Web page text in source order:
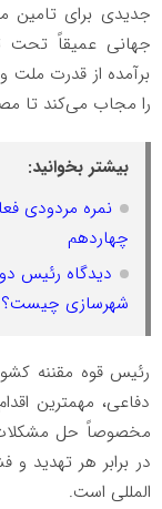
جدیدی برای تامین
جهانی عمیقاً تحت
برآمده از قدرت
را مجاب می‌کند تا
بیشتر بخوانید:
نمره مردودی
چهاردهم
دیدگاه رئیس
شهرسازی چیست؟
رئیس قوه مقننه
دفاعی، مهمترین
مخصوصاً حل مشکلات
در برابر هر تهدید
المللی است.